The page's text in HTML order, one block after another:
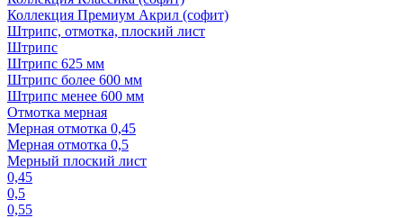
Коллекция Премиум Акрил (софит)
Штрипс, отмотка, плоский лист
Штрипс
Штрипс 625 мм
Штрипс более 600 мм
Штрипс менее 600 мм
Отмотка мерная
Мерная отмотка 0,45
Мерная отмотка 0,5
Мерный плоский лист
0,45
0,5
0,55